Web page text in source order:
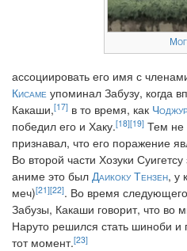
ассоциировать его имя с
Кисаме упоминал Забузу, когда
Какаши,[17] в то время, как
победил его и Хаку.[18][19] Тем не
признавал, что его поражение
Во второй части Хозуки
аниме это был Даикоку Тензен, у
меч)[21][22]. Во время
Забузы, Какаши говорит, что во
Наруто решился стать шиноби
тот момент.[23]